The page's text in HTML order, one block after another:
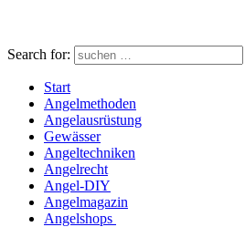
Search for:
Start
Angelmethoden
Angelausrüstung
Gewässer
Angeltechniken
Angelrecht
Angel-DIY
Angelmagazin
Angelshops